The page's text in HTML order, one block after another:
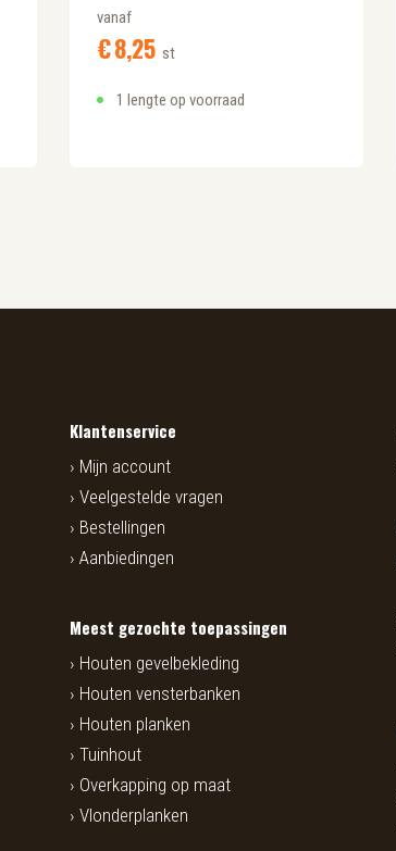
vanaf
€8,25 st
1 lengte op voorraad
Klantenservice
Mijn account
Veelgestelde vragen
Bestellingen
Aanbiedingen
Meest gezochte toepassingen
Houten gevelbekleding
Houten vensterbanken
Houten planken
Tuinhout
Overkapping op maat
Vlonderplanken